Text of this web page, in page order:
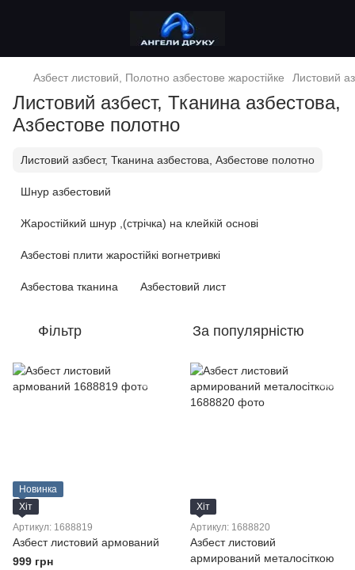
Азбест листовий, Полотно азбестове жаростійке Листовий
Листовий азбест, Тканина азбестова,
Азбестове полотно
Листовий азбест, Тканина азбестова, Азбестове полотно
Шнур азбестовий
Жаростійкий шнур ,(стрічка) на клейкій основі
Азбестові плити жаростійкі вогнетривкі
Азбестова тканина Азбестовий лист
Фільтр За популярністю
Новинка
Хіт
Артикул: 1688819
Азбест листовий армований
999 грн
Хіт
Артикул: 1688820
Азбест листовий
армирований металосіткою